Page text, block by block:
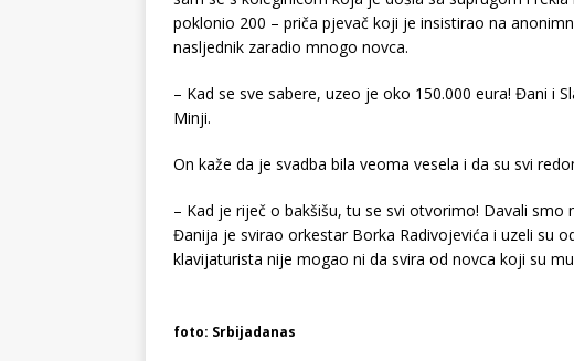
poklonio 200 – priča pjevač koji je insistirao na
nasljednik zaradio mnogo novca.
– Kad se sve sabere, uzeo je oko 150.000 eura! Đani i
Minji.
On kaže da je svadba bila veoma vesela i da su svi
– Kad je riječ o bakšišu, tu se svi otvorimo! Davali smo
Đanija je svirao orkestar Borka Radivojevića i uzeli su
klavijaturista nije mogao ni da svira od novca koji su
foto: Srbijadanas